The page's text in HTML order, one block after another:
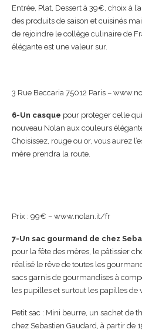
Entrée, Plat, Dessert à 39€, choix à
des produits de saison et cuisinés
de rejoindre le collège culinaire de
élégante est une valeur sur.
3 Rue Beccaria 75012 Paris –
6-Un casque pour proteger celle
nouveau Nolan aux couleurs
Choisissez, rouge ou or, vous aurez
mère prendra la route.
Prix : 99€ – www.nolan.it/fr
7-Un sac gourmand de chez
pour la fête des mères, le pâtissier
réalisé le rêve de toutes les
sacs garnis de gourmandises à
les pupilles et surtout les papilles de
Petit sac : Mini beurre, un sachet de
chez Sebastien Gaudard, à partir de